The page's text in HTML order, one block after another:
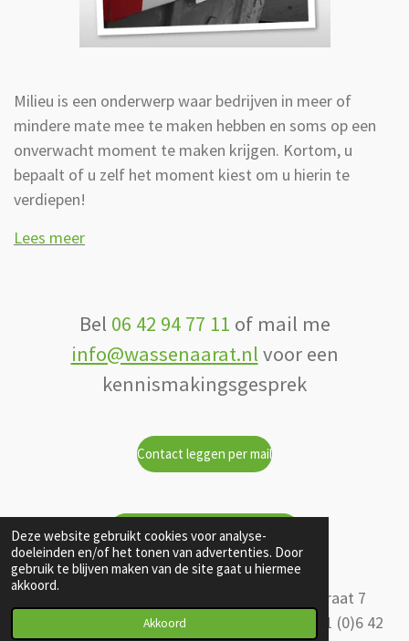
Deze website gebruikt cookies voor analyse-
doeleinden en/of het tonen van advertenties. Door
gebruik te blijven maken van de site gaat u hiermee
akkoord.
Akkoord
Milieu is een onderwerp waar bedrijven in meer of
mindere mate mee te maken hebben en soms op een
onverwacht moment te maken krijgen. Kortom, u
bepaalt of u zelf het moment kiest om u hierin te
verdiepen!
Lees meer
Bel 06 42 94 77 11 of mail me
info@wassenaarat.nl voor een
kennismakingsgesprek
Contact leggen per mail
Contact leggen via contactpagina
Gennepstraat 7
info@wassenaarat.nl 0031 (0)6 42